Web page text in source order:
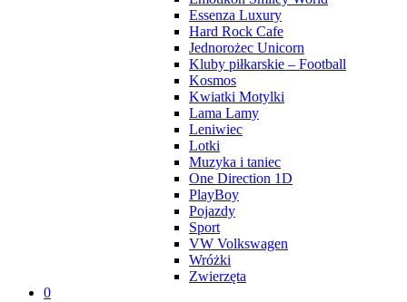
Essenza Luxury
Hard Rock Cafe
Jednorożec Unicorn
Kluby piłkarskie – Football
Kosmos
Kwiatki Motylki
Lama Lamy
Leniwiec
Lotki
Muzyka i taniec
One Direction 1D
PlayBoy
Pojazdy
Sport
VW Volkswagen
Wróżki
Zwierzęta
0